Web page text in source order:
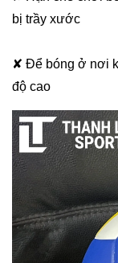
bị trầy xước
✘ Để bóng ở nơi
độ cao